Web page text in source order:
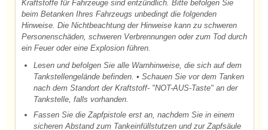
Kraftstoffe für Fahrzeuge sind entzündlich. Bitte befolgen Sie
beim Betanken Ihres Fahrzeugs unbedingt die folgenden
Hinweise. Die Nichtbeachtung der Hinweise kann zu schweren
Personenschäden, schweren Verbrennungen oder zum Tod durch
ein Feuer oder eine Explosion führen.
Lesen und befolgen Sie alle Warnhinweise, die sich auf dem
Tankstellengelände befinden. • Schauen Sie vor dem Tanken
nach dem Standort der Kraftstoff- "NOT-AUS-Taste" an der
Tankstelle, falls vorhanden.
Fassen Sie die Zapfpistole erst an, nachdem Sie in einem
sicheren Abstand zum Tankeinfüllstutzen und zur Zapfsäule